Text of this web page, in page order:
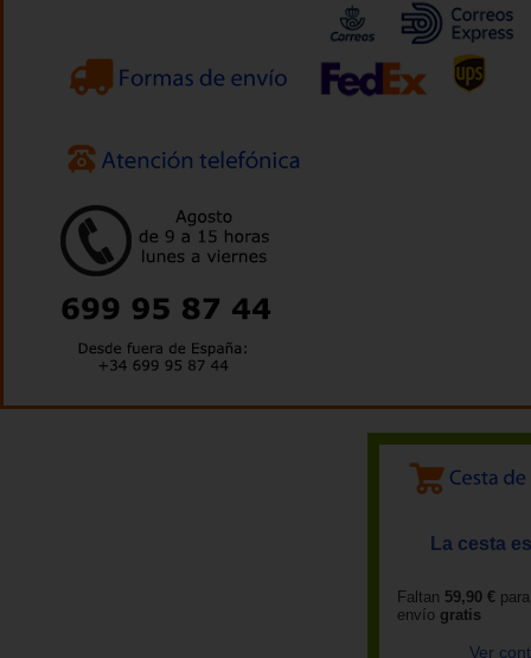
La cesta
Faltan 59,90 €
envío gratis
Ver